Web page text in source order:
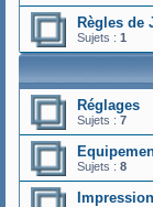
Règles de
Sujets : 1
Réglages
Sujets : 7
Sujets : 8